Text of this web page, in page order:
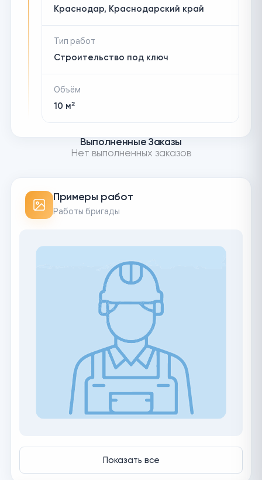
Краснодар, Краснодарский край
Тип работ
Строительство под ключ
Объём
10 м²
Выполненные Заказы
Нет выполненных заказов
Примеры работ
Работы бригады
Показать все